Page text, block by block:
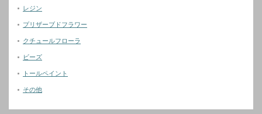
レジン
プリザーブドフラワー
クチュールフローラ
ビーズ
トールペイント
その他